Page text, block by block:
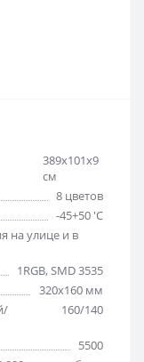
389х101х9
см
8 цветов
-45+50 'C
на улице и в
1RGB, SMD 3535
320х160 мм
160/140
5500